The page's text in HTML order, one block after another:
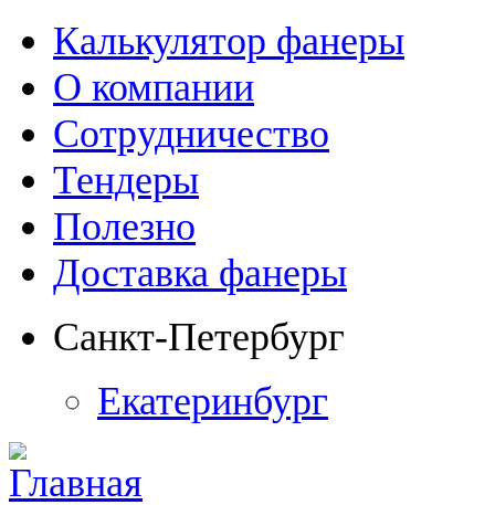
Калькулятор фанеры
О компании
Сотрудничество
Тендеры
Полезно
Доставка фанеры
Санкт-Петербург
Екатеринбург